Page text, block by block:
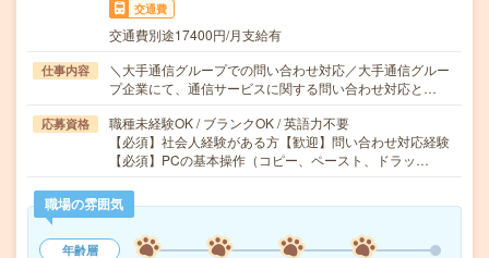
交通費
交通費別途17400円/月支給有
仕事内容
＼大手通信グループでの問い合わせ対応／大手通信グルー
プ企業にて、通信サービスに関する問い合わせ対応と…
応募資格
職種未経験OK / ブランクOK / 英語力不要
【必須】社会人経験がある方【歓迎】問い合わせ対応経験
【必須】PCの基本操作（コピー、ペースト、ドラッ…
職場の雰囲気
年齢層